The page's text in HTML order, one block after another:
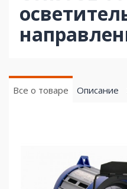
Все о товаре Описание